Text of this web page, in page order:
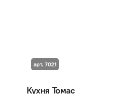
Кухня Томас
арт. 7021